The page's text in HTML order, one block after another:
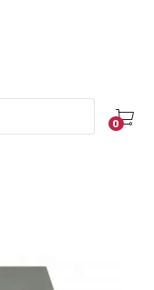
0